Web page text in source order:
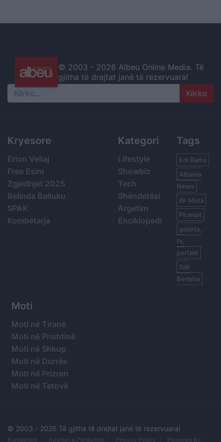
© 2003 - 2026 Albeu Online Media. Të
gjitha të drejtat janë të rezervuara!
Search
Kryesore
Erion Veliaj
Free Esim
Zgjedhjet 2025
Belinda Balluku
SPAK
Kombëtarja
Kategori
Lifestyle
Showbiz
Tech
Shëndetësi
Argetim
Enciklopedi
Tags
Edi Rama
Albania
News
Ilir Meta
Piranjat
gazeta,
tv,
portale
Sali
Berisha
Moti
Moti në Tiranë
Moti në Prishtinë
Moti në Shkup
Moti në Durrës
Moti në Prizren
Moti në Tetovë
© 2003 - 2026 Të gjitha të drejtat janë të rezervuara!
Kontaktoni Kushtet e Përdorimit Privacy Policy Powered by: